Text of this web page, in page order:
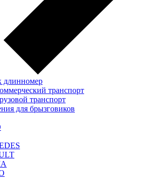
длинномер
транспорт
транспорт
для брызговиков